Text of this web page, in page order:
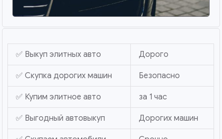
✅ Выкуп элитных авто Дорого
✅ Скупка дорогих машин Безопасно
✅ Купим элитное авто за 1 час
✅ Выгодный автовыкуп Дорогих машин